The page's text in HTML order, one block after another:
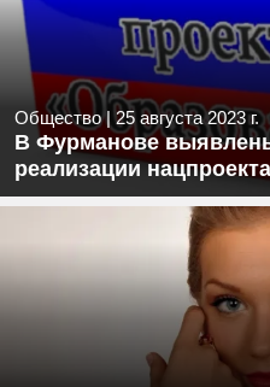
Общество|25 августа 2023 г.
В Фурманове
реализации